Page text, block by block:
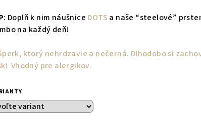
: Doplň k nim náušnice DOTS a naše “steelové”
na každý deň!
ktorý nehrdzavie a nečerná. Dlhodobo si
Vhodný pre alergikov.